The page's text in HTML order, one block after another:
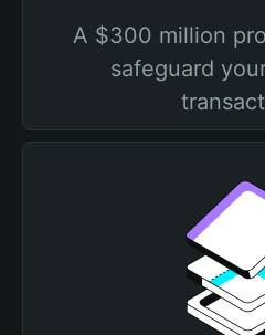
A $300 million
safeguard